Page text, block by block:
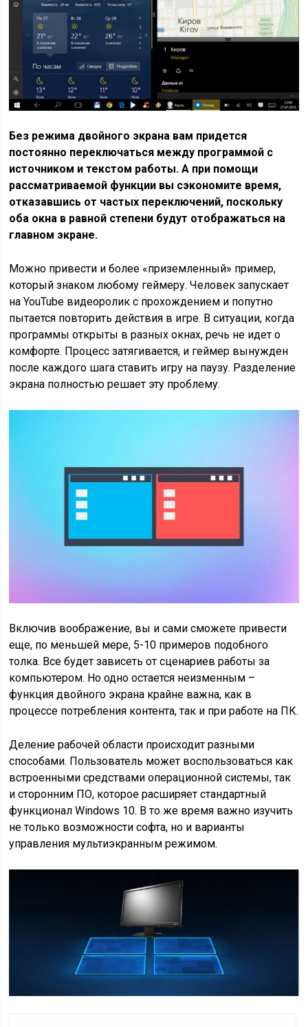
Без режима двойного экрана вам придется
постоянно переключаться между программой с
источником и текстом работы. А при помощи
рассматриваемой функции вы сэкономите время,
отказавшись от частых переключений, поскольку
оба окна в равной степени будут отображаться на
главном экране.
Можно привести и более «приземленный» пример,
который знаком любому геймеру. Человек запускает
на YouTube видеоролик с прохождением и попутно
пытается повторить действия в игре. В ситуации, когда
программы открыты в разных окнах, речь не идет о
комфорте. Процесс затягивается, и геймер вынужден
после каждого шага ставить игру на паузу. Разделение
экрана полностью решает эту проблему.
Включив воображение, вы и сами сможете привести
еще, по меньшей мере, 5-10 примеров подобного
толка. Все будет зависеть от сценариев работы за
компьютером. Но одно остается неизменным –
функция двойного экрана крайне важна, как в
процессе потребления контента, так и при работе на ПК.
Деление рабочей области происходит разными
способами. Пользователь может воспользоваться как
встроенными средствами операционной системы, так
и сторонним ПО, которое расширяет стандартный
функционал Windows 10. В то же время важно изучить
не только возможности софта, но и варианты
управления мультиэкранным режимом.